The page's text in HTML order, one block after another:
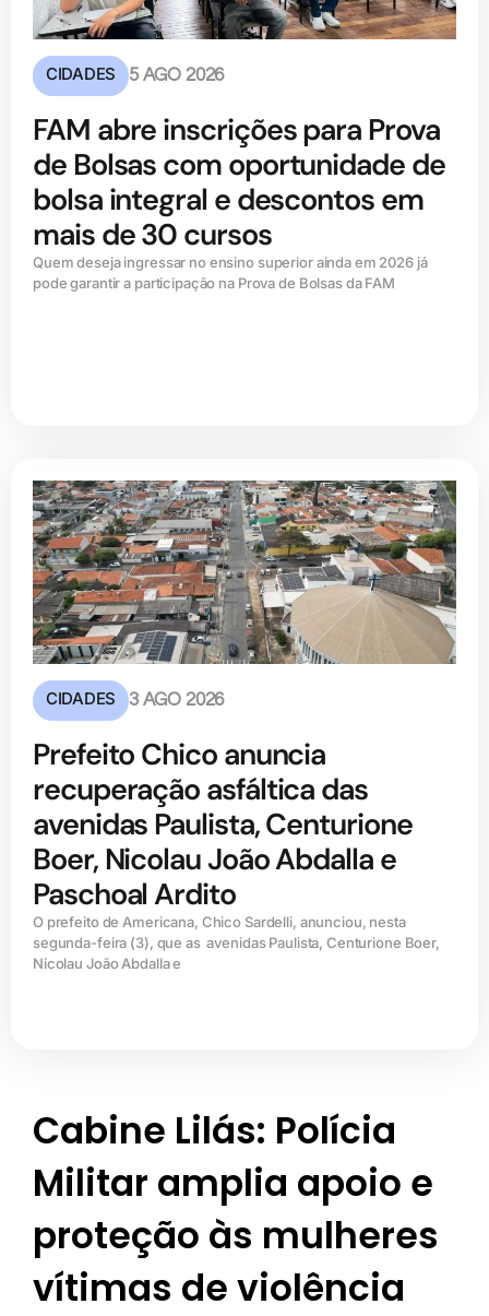
CIDADES 5 AGO 2026
FAM abre inscrições para Prova
de Bolsas com oportunidade de
bolsa integral e descontos em
mais de 30 cursos
Quem deseja ingressar no ensino superior ainda em 2026 já
pode garantir a participação na Prova de Bolsas da FAM
CIDADES 3 AGO 2026
Prefeito Chico anuncia
recuperação asfáltica das
avenidas Paulista, Centurione
Boer, Nicolau João Abdalla e
Paschoal Ardito
O prefeito de Americana, Chico Sardelli, anunciou, nesta
segunda-feira (3), que as avenidas Paulista, Centurione Boer,
Nicolau João Abdalla e
Cabine Lilás: Polícia
Militar amplia apoio e
proteção às mulheres
vítimas de violência